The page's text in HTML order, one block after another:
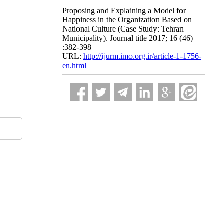
Proposing and Explaining a Model for
Happiness in the Organization Based on
National Culture (Case Study: Tehran
Municipality). Journal title 2017; 16 (46)
:382-398
URL: http://ijurm.imo.org.ir/article-1-1756-
en.html